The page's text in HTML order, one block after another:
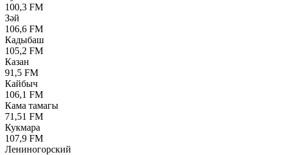
100,3 FM
Зәй
106,6 FM
Кадыбаш
105,2 FM
Казан
91,5 FM
Кайбыч
106,1 FM
Кама тамагы
71,51 FM
Кукмара
107,9 FM
Лениногорский